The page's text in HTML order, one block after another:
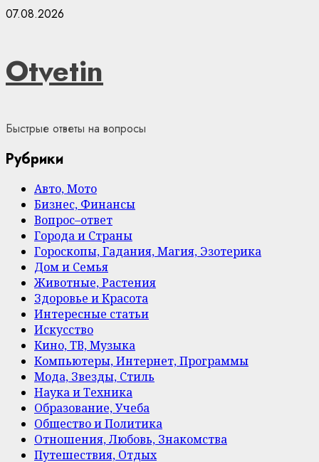
Skip
07.08.2026
Otvetin
Быстрые ответы на вопросы
Рубрики
Авто, Мото
Бизнес, Финансы
Вопрос–ответ
Города и Страны
Гороскопы, Гадания, Магия, Эзотерика
Дом и Семья
Животные, Растения
Здоровье и Красота
Интересные статьи
Искусство
Кино, ТВ, Музыка
Компьютеры, Интернет, Программы
Мода, Звезды, Стиль
Наука и Техника
Образование, Учеба
Общество и Политика
Отношения, Любовь, Знакомства
Путешествия, Отдых